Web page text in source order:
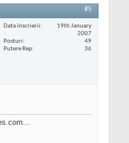
#5
Data înscrierii
19th January
2007
Posturi
49
Putere Rep
36